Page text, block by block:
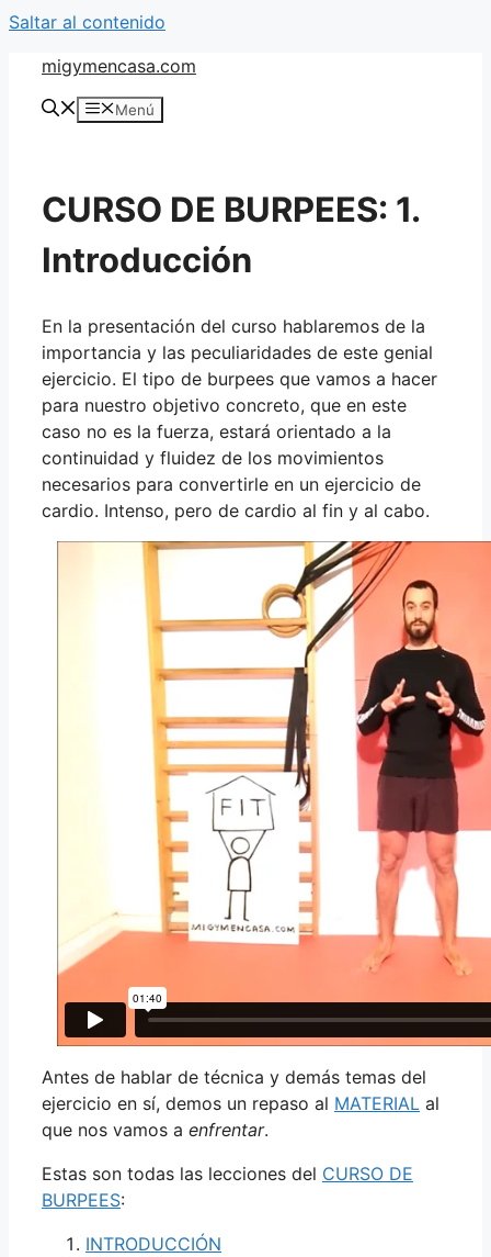
Saltar al contenido
migymencasa.com
Menú
CURSO DE BURPEES: 1.
Introducción
En la presentación del curso hablaremos de la
importancia y las peculiaridades de este genial
ejercicio. El tipo de burpees que vamos a hacer
para nuestro objetivo concreto, que en este
caso no es la fuerza, estará orientado a la
continuidad y fluidez de los movimientos
necesarios para convertirle en un ejercicio de
cardio. Intenso, pero de cardio al fin y al cabo.
Antes de hablar de técnica y demás temas del
ejercicio en sí, demos un repaso al MATERIAL al
que nos vamos a enfrentar.
Estas son todas las lecciones del CURSO DE
BURPEES:
INTRODUCCIÓN